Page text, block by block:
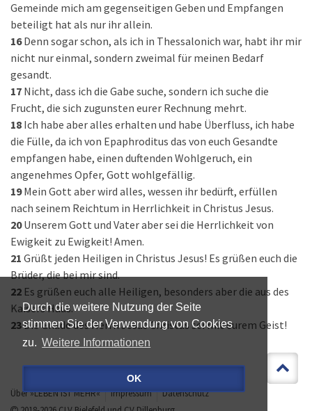
Durch die weitere Nutzung der Seite
stimmen Sie der Verwendung von Cookies
zu. Weitere Informationen
OK
Gemeinde mich am gegenseitigen Geben und Empfangen
beteiligt hat als nur ihr allein.
16 Denn sogar schon, als ich in Thessalonich war, habt ihr mir
nicht nur einmal, sondern zweimal für meinen Bedarf
gesandt.
17 Nicht, dass ich die Gabe suche, sondern ich suche die
Frucht, die sich zugunsten eurer Rechnung mehrt.
18 Ich habe aber alles erhalten und habe Überfluss, ich habe
die Fülle, da ich von Epaphroditus das von euch Gesandte
empfangen habe, einen duftenden Wohlgeruch, ein
angenehmes Opfer, Gott wohlgefällig.
19 Mein Gott aber wird alles, wessen ihr bedürft, erfüllen
nach seinem Reichtum in Herrlichkeit in Christus Jesus.
20 Unserem Gott und Vater aber sei die Herrlichkeit von
Ewigkeit zu Ewigkeit! Amen.
21 Grüßt jeden Heiligen in Christus Jesus! Es grüßen euch die
Brüder, die bei mir sind.
22 Es grüßen euch alle Heiligen, besonders aber die aus des
Kaisers Haus.
23Die Gnade des Herrn Jesus Christus sei mit eurem Geist!
Über »LEBEN IST MEHR« Impressum
Datenschutz